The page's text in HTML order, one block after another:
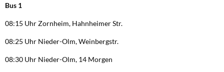
Bus 1
08:15 Uhr Zornheim, Hahnheimer Str.
08:25 Uhr Nieder-Olm, Weinbergstr.
08:30 Uhr Nieder-Olm, 14 Morgen